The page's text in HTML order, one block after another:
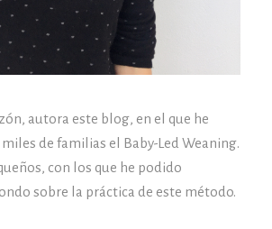
autora este blog, en el que he
de familias el Baby-Led Weaning.
con los que he podido
sobre la práctica de este método.